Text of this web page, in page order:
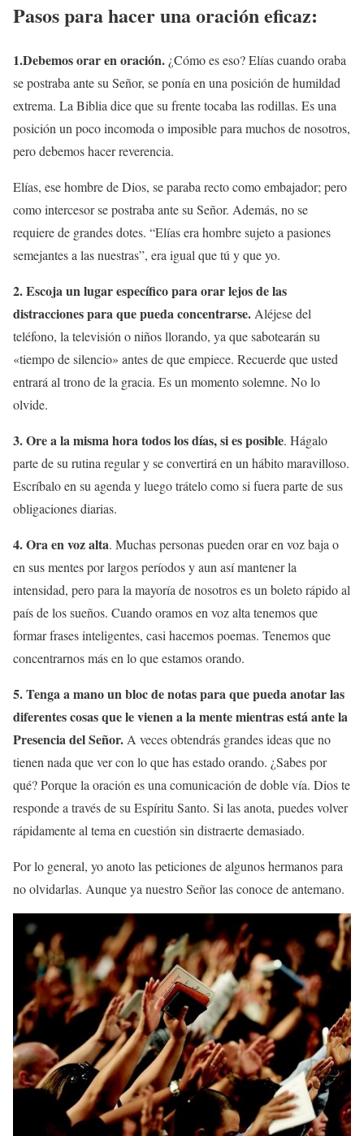
Pasos para hacer una oración eficaz:
1.Debemos orar en oración. ¿Cómo es eso? Elías cuando oraba
se postraba ante su Señor, se ponía en una posición de humildad
extrema. La Biblia dice que su frente tocaba las rodillas. Es una
posición un poco incomoda o imposible para muchos de nosotros,
pero debemos hacer reverencia.
Elías, ese hombre de Dios, se paraba recto como embajador; pero
como intercesor se postraba ante su Señor. Además, no se
requiere de grandes dotes. “Elías era hombre sujeto a pasiones
semejantes a las nuestras”, era igual que tú y que yo.
2. Escoja un lugar específico para orar lejos de las
distracciones para que pueda concentrarse. Aléjese del
teléfono, la televisión o niños llorando, ya que sabotearán su
«tiempo de silencio» antes de que empiece. Recuerde que usted
entrará al trono de la gracia. Es un momento solemne. No lo
olvide.
3. Ore a la misma hora todos los días, si es posible. Hágalo
parte de su rutina regular y se convertirá en un hábito maravilloso.
Escríbalo en su agenda y luego trátelo como si fuera parte de sus
obligaciones diarias.
4. Ora en voz alta. Muchas personas pueden orar en voz baja o
en sus mentes por largos períodos y aun así mantener la
intensidad, pero para la mayoría de nosotros es un boleto rápido al
país de los sueños. Cuando oramos en voz alta tenemos que
formar frases inteligentes, casi hacemos poemas. Tenemos que
concentrarnos más en lo que estamos orando.
5. Tenga a mano un bloc de notas para que pueda anotar las
diferentes cosas que le vienen a la mente mientras está ante la
Presencia del Señor. A veces obtendrás grandes ideas que no
tienen nada que ver con lo que has estado orando. ¿Sabes por
qué? Porque la oración es una comunicación de doble vía. Dios te
responde a través de su Espíritu Santo. Si las anota, puedes volver
rápidamente al tema en cuestión sin distraerte demasiado.
Por lo general, yo anoto las peticiones de algunos hermanos para
no olvidarlas. Aunque ya nuestro Señor las conoce de antemano.